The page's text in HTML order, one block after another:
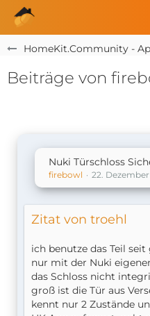
HomeKit.Community -
Beiträge von
Nuki Türschloss
firebowl 22.
Zitat von troehl
ich benutze das Teil
nur mit der Nuki
das Schloss nicht
groß ist die Tür aus
kennt nur 2 Zustände